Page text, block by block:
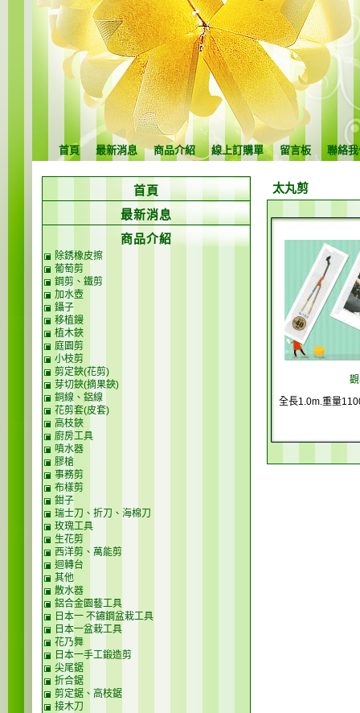
首頁 最新消息 商品介紹 線上訂購單 留言板 聯絡
太丸剪
全長1.0m.重量
首頁
最新消息
商品介紹
除銹橡皮擦
葡萄剪
鋼剪、鐵剪
加水壺
鑷子
移植鏝
植木鋏
庭園剪
小枝剪
剪定鋏(花剪)
芽切鋏(摘果鋏)
銅線、鋁線
花剪套(皮套)
高枝鋏
廚房工具
噴水器
膠槍
事務剪
布樣剪
鉗子
瑞士刀、折刀、海棉刀
玫瑰工具
生花剪
西洋剪、萬能剪
迴轉台
其他
散水器
鋁合金園藝工具
日本一 不鏽鋼盆栽工具
日本一盆栽工具
花乃舞
日本一手工鍛造剪
尖尾鋸
折合鋸
剪定鋸、高枝鋸
接木刀